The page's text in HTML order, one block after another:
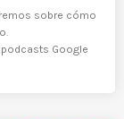
sobre cómo
Google